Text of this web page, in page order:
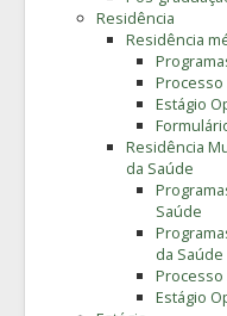
Residência
Residência
Processo
Estágio
Residência
da Saúde
Saúde
da Saúde
Processo
Estágio